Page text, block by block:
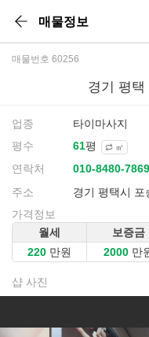
매물정보
매물번호 60256
경기 평
업종
타이마사지
평수
평 ㎡
연락처
주소
경기 평택시
가격정보
월세
보증금
만원
만
샵 사진